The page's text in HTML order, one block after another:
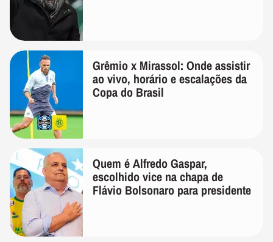
Grêmio x Mirassol: Onde assistir
ao vivo, horário e escalações da
Copa do Brasil
Quem é Alfredo Gaspar,
escolhido vice na chapa de
Flávio Bolsonaro para presidente